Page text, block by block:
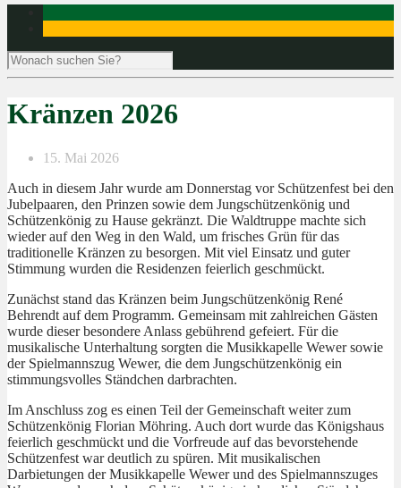
Kränzen 2026
15. Mai 2026
Auch in diesem Jahr wurde am Donnerstag vor Schützenfest bei den
Jubelpaaren, den Prinzen sowie dem Jungschützenkönig und
Schützenkönig zu Hause gekränzt. Die Waldtruppe machte sich
wieder auf den Weg in den Wald, um frisches Grün für das
traditionelle Kränzen zu besorgen. Mit viel Einsatz und guter
Stimmung wurden die Residenzen feierlich geschmückt.
Zunächst stand das Kränzen beim Jungschützenkönig René
Behrendt auf dem Programm. Gemeinsam mit zahlreichen Gästen
wurde dieser besondere Anlass gebührend gefeiert. Für die
musikalische Unterhaltung sorgten die Musikkapelle Wewer sowie
der Spielmannszug Wewer, die dem Jungschützenkönig ein
stimmungsvolles Ständchen darbrachten.
Im Anschluss zog es einen Teil der Gemeinschaft weiter zum
Schützenkönig Florian Möhring. Auch dort wurde das Königshaus
feierlich geschmückt und die Vorfreude auf das bevorstehende
Schützenfest war deutlich zu spüren. Mit musikalischen
Darbietungen der Musikkapelle Wewer und des Spielmannszuges